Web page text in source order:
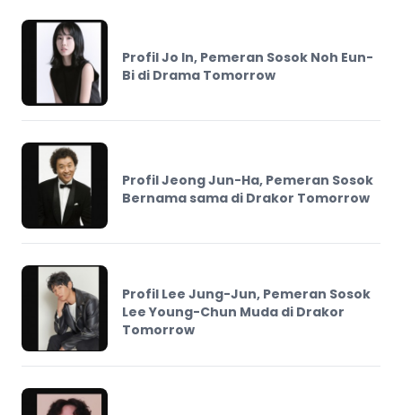
Profil Jo In, Pemeran Sosok Noh Eun-
Bi di Drama Tomorrow
Profil Jeong Jun-Ha, Pemeran Sosok
Bernama sama di Drakor Tomorrow
Profil Lee Jung-Jun, Pemeran Sosok
Lee Young-Chun Muda di Drakor
Tomorrow